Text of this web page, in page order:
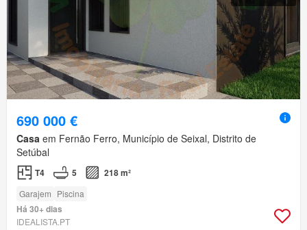
690 000 €
Casa em Fernão Ferro, Município de Seixal, Distrito de
Setúbal
T4 5 218 m²
Garajem Piscina
Há 30+ dias
IDEALISTA.PT